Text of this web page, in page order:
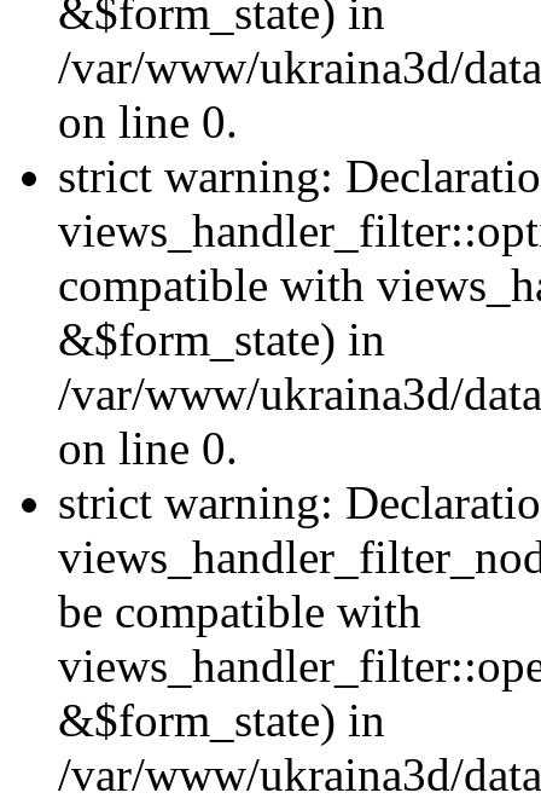
&$form_state) in
/var/www/ukraina3d/
on line 0.
strict warning:
compatible with
&$form_state) in
/var/www/ukraina3d/
on line 0.
strict warning:
be compatible with
&$form_state) in
/var/www/ukraina3d/